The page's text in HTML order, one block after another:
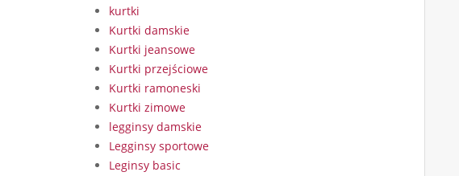
kurtki
Kurtki damskie
Kurtki jeansowe
Kurtki przejściowe
Kurtki ramoneski
Kurtki zimowe
legginsy damskie
Legginsy sportowe
Leginsy basic